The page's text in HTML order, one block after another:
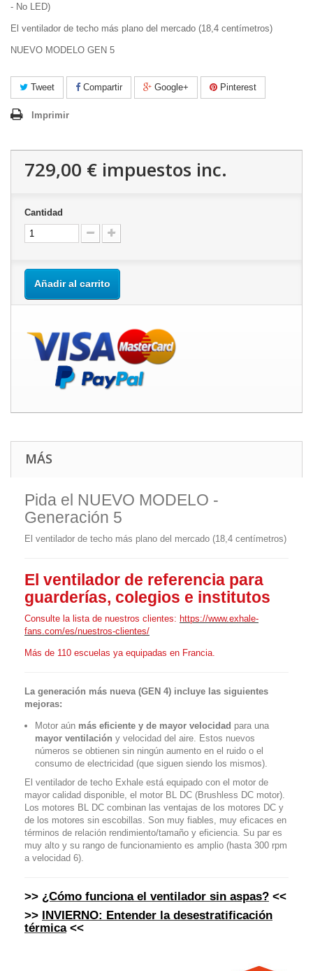
- No LED)
El ventilador de techo más plano del mercado (18,4 centímetros)
NUEVO MODELO GEN 5
Tweet Compartir Google+ Pinterest
Imprimir
729,00 € impuestos inc.
Cantidad
Añadir al carrito
MÁS
Pida el NUEVO MODELO -
Generación 5
El ventilador de techo más plano del mercado (18,4 centímetros)
El ventilador de referencia para
guarderías, colegios e institutos
Consulte la lista de nuestros clientes: https://www.exhale-
fans.com/es/nuestros-clientes/
Más de 110 escuelas ya equipadas en Francia.
La generación más nueva (GEN 4) incluye las siguientes
mejoras:
Motor aún más eficiente y de mayor velocidad para una
mayor ventilación y velocidad del aire. Estos nuevos
números se obtienen sin ningún aumento en el ruido o el
consumo de electricidad (que siguen siendo los mismos).
El ventilador de techo Exhale está equipado con el motor de
mayor calidad disponible, el motor BL DC (Brushless DC motor).
Los motores BL DC combinan las ventajas de los motores DC y
de los motores sin escobillas. Son muy fiables, muy eficaces en
términos de relación rendimiento/tamaño y eficiencia. Su par es
muy alto y su rango de funcionamiento es amplio (hasta 300 rpm
a velocidad 6).
>> ¿Cómo funciona el ventilador sin aspas? <<
>> INVIERNO: Entender la desestratificación
térmica<<